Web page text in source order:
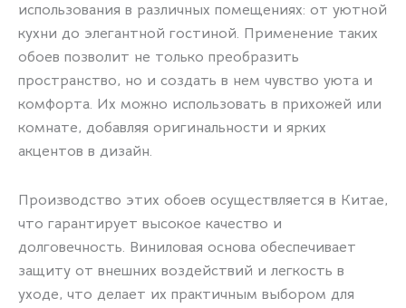
использования в различных помещениях: от уютной
кухни до элегантной гостиной. Применение таких
обоев позволит не только преобразить
пространство, но и создать в нем чувство уюта и
комфорта. Их можно использовать в прихожей или
комнате, добавляя оригинальности и ярких
акцентов в дизайн.
Производство этих обоев осуществляется в Китае,
что гарантирует высокое качество и
долговечность. Виниловая основа обеспечивает
защиту от внешних воздействий и легкость в
уходе, что делает их практичным выбором для